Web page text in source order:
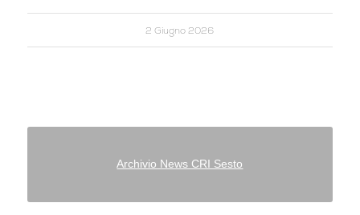
2 Giugno 2026
Archivio News CRI Sesto